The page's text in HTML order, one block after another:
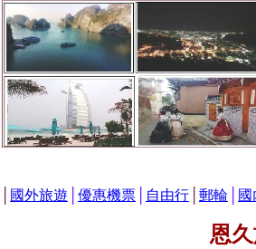
國外旅遊 優惠機票 自由行 郵輪
恩